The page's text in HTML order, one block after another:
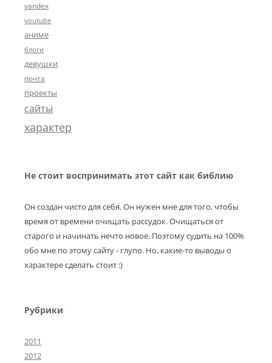
yandex
youtube
аниме
блоги
девушки
почта
проекты
сайты
характер
Не стоит воспринимать этот сайт как библию
Он создан чисто для себя. Он нужен мне для того, чтобы
время от времени очищать рассудок. Очищаться от
старого и начинать нечто новое. Поэтому судить на 100%
обо мне по этому сайту - глупо. Но, какие-то выводы о
характере сделать стоит :)
Рубрики
2011
2012